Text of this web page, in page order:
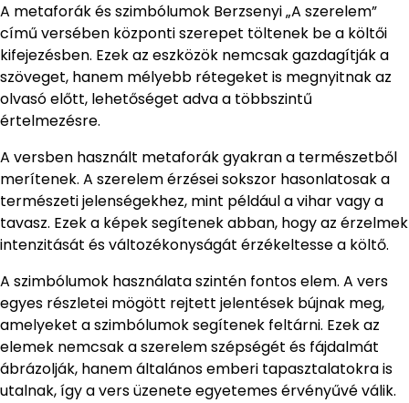
A metaforák és szimbólumok Berzsenyi „A szerelem”
című versében központi szerepet töltenek be a költői
kifejezésben. Ezek az eszközök nemcsak gazdagítják a
szöveget, hanem mélyebb rétegeket is megnyitnak az
olvasó előtt, lehetőséget adva a többszintű
értelmezésre.
A versben használt metaforák gyakran a természetből
merítenek. A szerelem érzései sokszor hasonlatosak a
természeti jelenségekhez, mint például a vihar vagy a
tavasz. Ezek a képek segítenek abban, hogy az érzelmek
intenzitását és változékonyságát érzékeltesse a költő.
A szimbólumok használata szintén fontos elem. A vers
egyes részletei mögött rejtett jelentések bújnak meg,
amelyeket a szimbólumok segítenek feltárni. Ezek az
elemek nemcsak a szerelem szépségét és fájdalmát
ábrázolják, hanem általános emberi tapasztalatokra is
utalnak, így a vers üzenete egyetemes érvényűvé válik.